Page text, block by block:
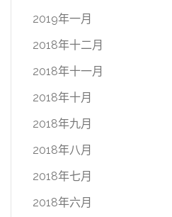
2019年一月
2018年十二月
2018年十一月
2018年十月
2018年九月
2018年八月
2018年七月
2018年六月